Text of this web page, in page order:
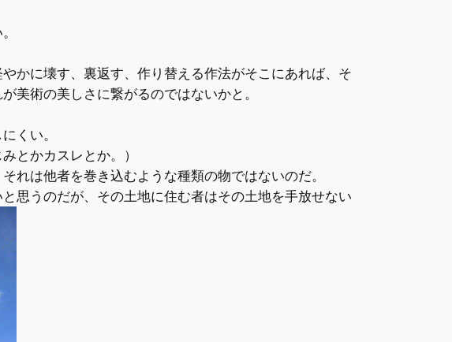
かに壊す、裏返す、作り替える作法がそこにあれば、そ
美術の美しさに繋がるのではないかと。
くい。
とかカスレとか。）
れは他者を巻き込むような種類の物ではないのだ。
思うのだが、その土地に住む者はその土地を手放せない